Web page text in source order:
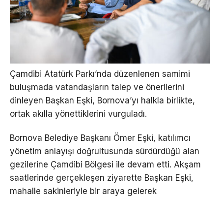
Çamdibi Atatürk Parkı’nda düzenlenen samimi
buluşmada vatandaşların talep ve önerilerini
dinleyen Başkan Eşki, Bornova’yı halkla birlikte,
ortak akılla yönettiklerini vurguladı.
Bornova Belediye Başkanı Ömer Eşki, katılımcı
yönetim anlayışı doğrultusunda sürdürdüğü alan
gezilerine Çamdibi Bölgesi ile devam etti. Akşam
saatlerinde gerçekleşen ziyarette Başkan Eşki,
mahalle sakinleriyle bir araya gelerek